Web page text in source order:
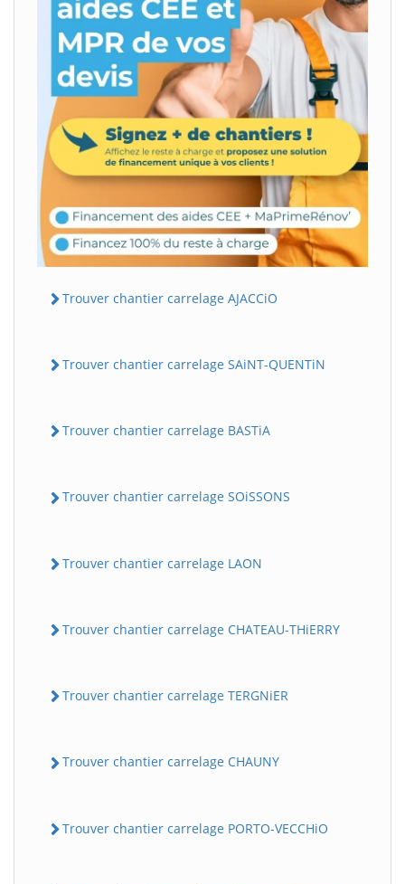
Trouver chantier carrelage AJACCiO
Trouver chantier carrelage SAiNT-QUENTiN
Trouver chantier carrelage BASTiA
Trouver chantier carrelage SOiSSONS
Trouver chantier carrelage LAON
Trouver chantier carrelage CHATEAU-THiERRY
Trouver chantier carrelage TERGNiER
Trouver chantier carrelage CHAUNY
Trouver chantier carrelage PORTO-VECCHiO